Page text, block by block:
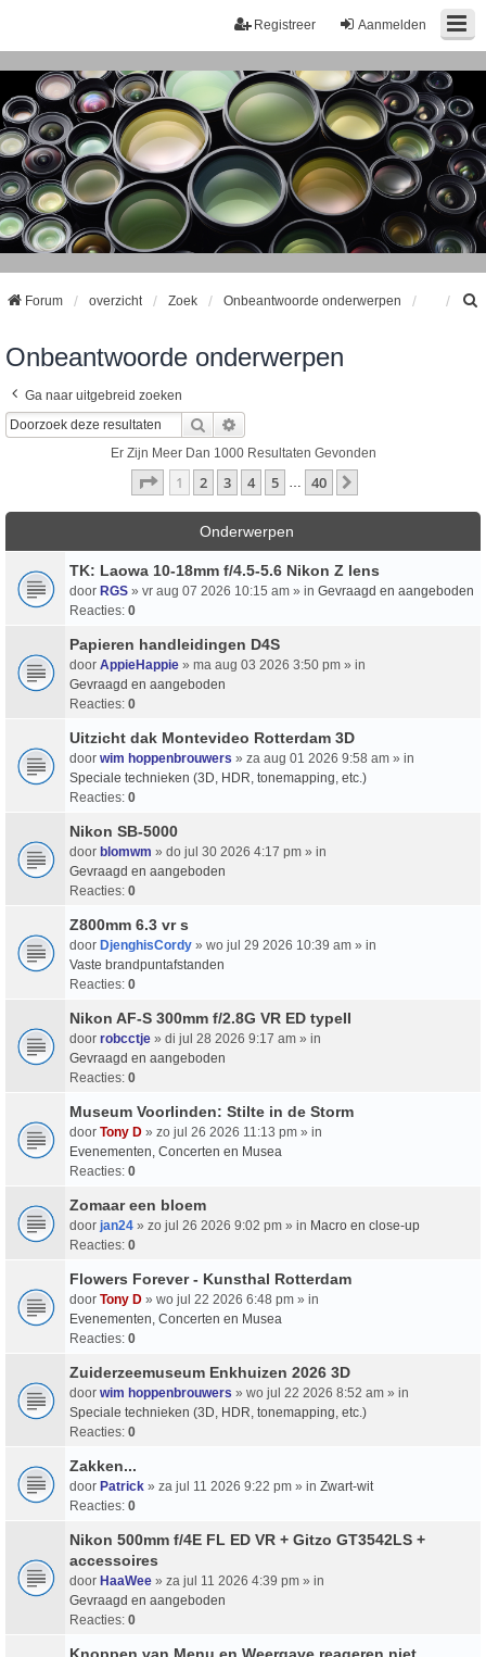
Aanmelden
Registreer
Forum overzicht Zoek Onbeantwoorde onderwerpen
Onbeantwoorde onderwerpen
Ga naar uitgebreid zoeken
Zoek
Er Zijn Meer Dan 1000 Resultaten Gevonden
Pagina Van40
1 2 3 4 5 40
Onderwerpen
TK: Laowa 10-18mm f/4.5-5.6 Nikon Z lens
door RGS » vr aug 07 2026 10:15 am » in Gevraagd en aangeboden
Reacties: 0
Papieren handleidingen D4S
door AppieHappie » ma aug 03 2026 3:50 pm » in
Gevraagd en aangeboden
Reacties: 0
Uitzicht dak Montevideo Rotterdam 3D
door wim hoppenbrouwers » za aug 01 2026 9:58 am » in
Speciale technieken (3D, HDR, tonemapping, etc.)
Reacties: 0
Nikon SB-5000
door blomwm » do jul 30 2026 4:17 pm » in
Gevraagd en aangeboden
Reacties: 0
Z800mm 6.3 vr s
door DjenghisCordy » wo jul 29 2026 10:39 am » in
Vaste brandpuntafstanden
Reacties: 0
Nikon AF-S 300mm f/2.8G VR ED typeII
door robcctje » di jul 28 2026 9:17 am » in
Gevraagd en aangeboden
Reacties: 0
Museum Voorlinden: Stilte in de Storm
door Tony D » zo jul 26 2026 11:13 pm » in
Evenementen, Concerten en Musea
Reacties: 0
Zomaar een bloem
door jan24 » zo jul 26 2026 9:02 pm » in Macro en close-up
Reacties: 0
Flowers Forever - Kunsthal Rotterdam
door Tony D » wo jul 22 2026 6:48 pm » in
Evenementen, Concerten en Musea
Reacties: 0
Zuiderzeemuseum Enkhuizen 2026 3D
door wim hoppenbrouwers » wo jul 22 2026 8:52 am » in
Speciale technieken (3D, HDR, tonemapping, etc.)
Reacties: 0
Zakken...
door Patrick » za jul 11 2026 9:22 pm » in Zwart-wit
Reacties: 0
Nikon 500mm f/4E FL ED VR + Gitzo GT3542LS +
accessoires
door HaaWee » za jul 11 2026 4:39 pm » in
Gevraagd en aangeboden
Reacties: 0
Knoppen van Menu en Weergave reageren niet